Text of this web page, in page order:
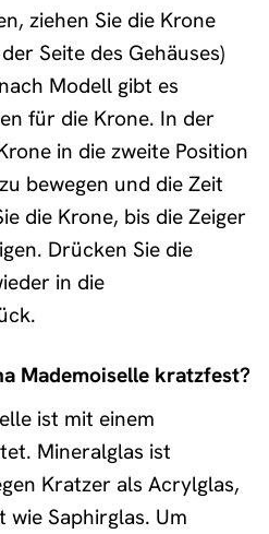
ziehen Sie die Krone
Seite des Gehäuses)
Modell gibt es
für die Krone. In der
in die zweite Position
bewegen und die Zeit
die Krone, bis die Zeiger
Drücken Sie die
in die
Mademoiselle kratzfest?
ist mit einem
Mineralglas ist
Kratzer als Acrylglas,
Saphirglas. Um